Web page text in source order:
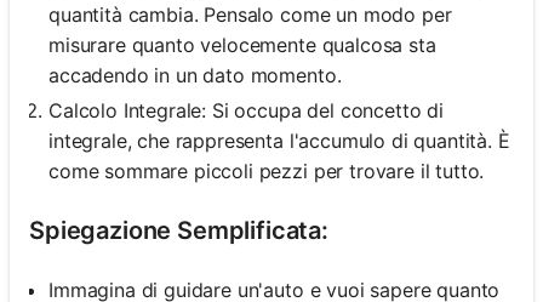
quantità cambia. Pensalo come un modo per
misurare quanto velocemente qualcosa sta
accadendo in un dato momento.
Calcolo Integrale: Si occupa del concetto di
integrale, che rappresenta l'accumulo di quantità. È
come sommare piccoli pezzi per trovare il tutto.
Spiegazione Semplificata:
Immagina di guidare un'auto e vuoi sapere quanto